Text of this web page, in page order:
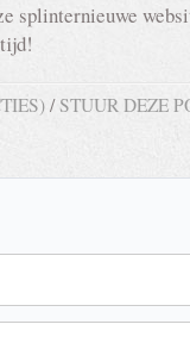
splinternieuwe
/ STUUR DEZE